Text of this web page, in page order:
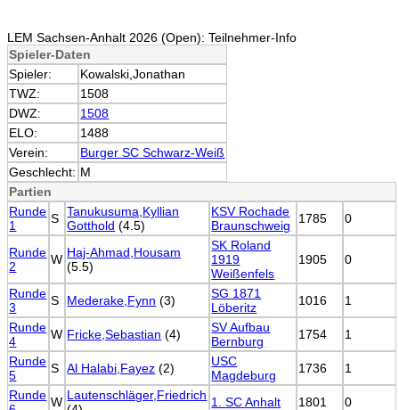
LEM Sachsen-Anhalt 2026 (Open): Teilnehmer-Info
Spieler-Daten
Spieler:
Kowalski,Jonathan
TWZ:
1508
DWZ:
1508
ELO:
1488
Verein:
Burger SC Schwarz-Weiß
Geschlecht: M
Partien
Runde
1
S Tanukusuma,Kyllian
Gotthold (4.5)
KSV Rochade
Braunschweig
1785 0
Runde
2
W Haj-Ahmad,Housam
(5.5)
SK Roland
1919
Weißenfels
1905 0
Runde
3
S Mederake,Fynn (3)
SG 1871
Löberitz
1016
1
Runde
4
W Fricke,Sebastian (4)
SV Aufbau
Bernburg
1754
1
Runde
5
S Al Halabi,Fayez (2)
USC
Magdeburg
1736
1
Runde W Lautenschläger,Friedrich 1. SC Anhalt 1801 0